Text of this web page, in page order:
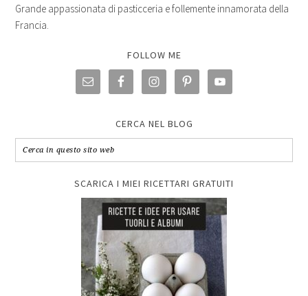
Grande appassionata di pasticceria e follemente innamorata della
Francia.
FOLLOW ME
CERCA NEL BLOG
SCARICA I MIEI RICETTARI GRATUITI